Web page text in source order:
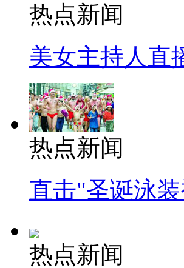
热点新闻
美女主持人直
热点新闻
直击"圣诞泳
热点新闻